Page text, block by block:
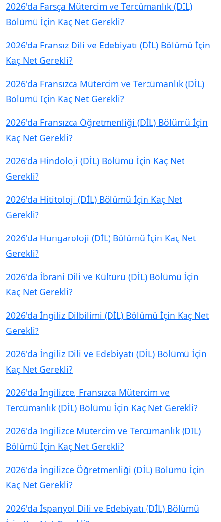
2026'da Farsça Mütercim ve Tercümanlık (DİL)
Bölümü İçin Kaç Net Gerekli?
2026'da Fransız Dili ve Edebiyatı (DİL) Bölümü İçin
Kaç Net Gerekli?
2026'da Fransızca Mütercim ve Tercümanlık (DİL)
Bölümü İçin Kaç Net Gerekli?
2026'da Fransızca Öğretmenliği (DİL) Bölümü İçin
Kaç Net Gerekli?
2026'da Hindoloji (DİL) Bölümü İçin Kaç Net
Gerekli?
2026'da Hititoloji (DİL) Bölümü İçin Kaç Net
Gerekli?
2026'da Hungaroloji (DİL) Bölümü İçin Kaç Net
Gerekli?
2026'da İbrani Dili ve Kültürü (DİL) Bölümü İçin
Kaç Net Gerekli?
2026'da İngiliz Dilbilimi (DİL) Bölümü İçin Kaç Net
Gerekli?
2026'da İngiliz Dili ve Edebiyatı (DİL) Bölümü İçin
Kaç Net Gerekli?
2026'da İngilizce, Fransızca Mütercim ve
Tercümanlık (DİL) Bölümü İçin Kaç Net Gerekli?
2026'da İngilizce Mütercim ve Tercümanlık (DİL)
Bölümü İçin Kaç Net Gerekli?
2026'da İngilizce Öğretmenliği (DİL) Bölümü İçin
Kaç Net Gerekli?
2026'da İspanyol Dili ve Edebiyatı (DİL) Bölümü